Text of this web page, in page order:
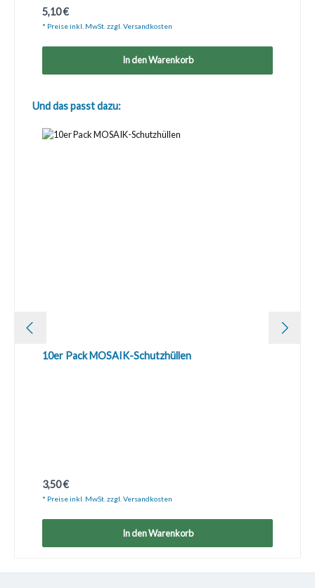
Regulärer Preis:
5,10 €
* Preise inkl. MwSt. zzgl. Versandkosten
In den Warenkorb
Produktgalerie überspringen
Und das passt dazu:
10er Pack MOSAIK-Schutzhüllen
Regulärer Preis:
3,50 €
* Preise inkl. MwSt. zzgl. Versandkosten
In den Warenkorb